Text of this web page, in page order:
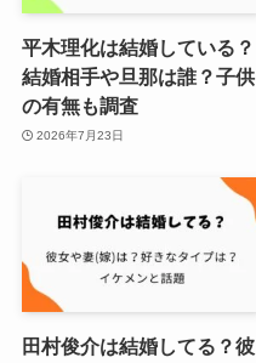
平木理化は結婚している？
結婚相手や旦那は誰？子供
の有無も調査
2026年7月23日
田村俊介は結婚してる？彼